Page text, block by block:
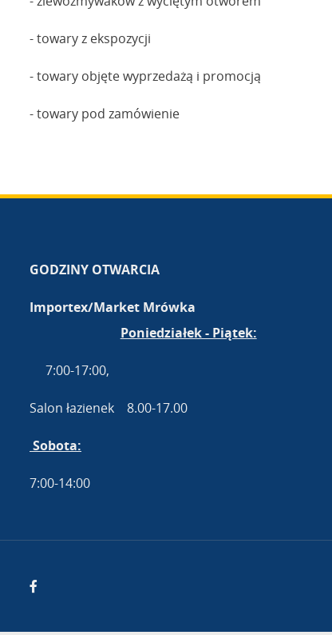
- towary z ekspozycji
- towary objęte wyprzedażą i promocją
- towary pod zamówienie
GODZINY OTWARCIA
Importex/Market Mrówka
Poniedziałek - Piątek:
7:00-17:00,
Salon łazienek 8.00-17.00
Sobota:
7:00-14:00